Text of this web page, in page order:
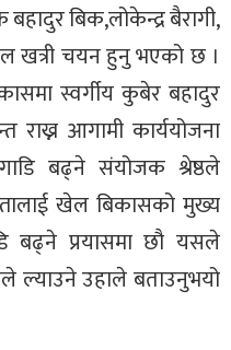
बिक,लोकेन्द्र बैरागी,
खत्री चयन हुनु भएको छ ।
स्वर्गीय कुबेर बहादुर
राख्न आगामी कार्ययोजना
बढ्ने संयोजक श्रेष्ठले
खेल बिकासको मुख्य
बढ्ने प्रयासमा छौ यसले
उहाले बताउनुभयो